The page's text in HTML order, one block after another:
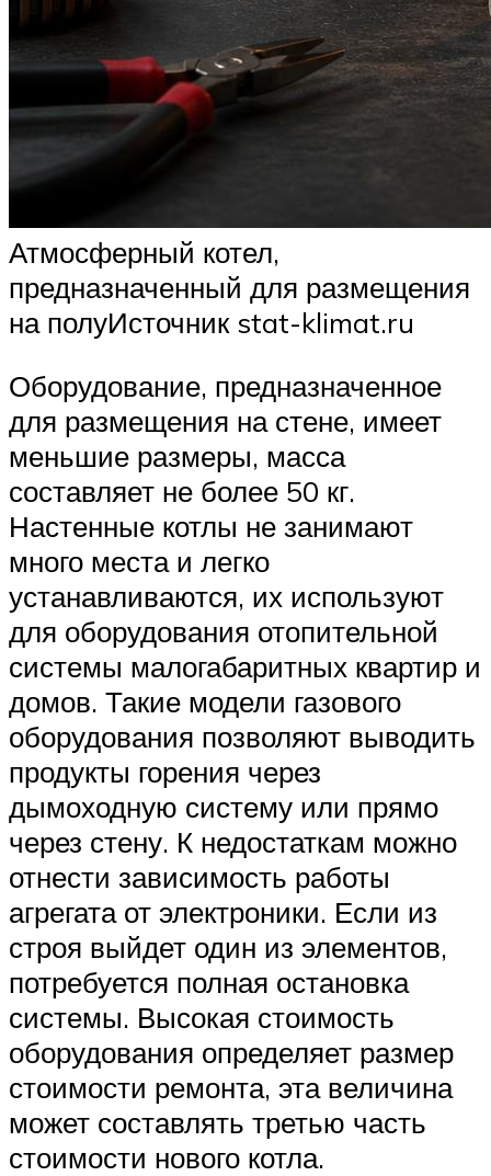
Атмосферный котел,
предназначенный для размещения
на полуИсточник stat-klimat.ru
Оборудование, предназначенное
для размещения на стене, имеет
меньшие размеры, масса
составляет не более 50 кг.
Настенные котлы не занимают
много места и легко
устанавливаются, их используют
для оборудования отопительной
системы малогабаритных квартир и
домов. Такие модели газового
оборудования позволяют выводить
продукты горения через
дымоходную систему или прямо
через стену. К недостаткам можно
отнести зависимость работы
агрегата от электроники. Если из
строя выйдет один из элементов,
потребуется полная остановка
системы. Высокая стоимость
оборудования определяет размер
стоимости ремонта, эта величина
может составлять третью часть
стоимости нового котла.